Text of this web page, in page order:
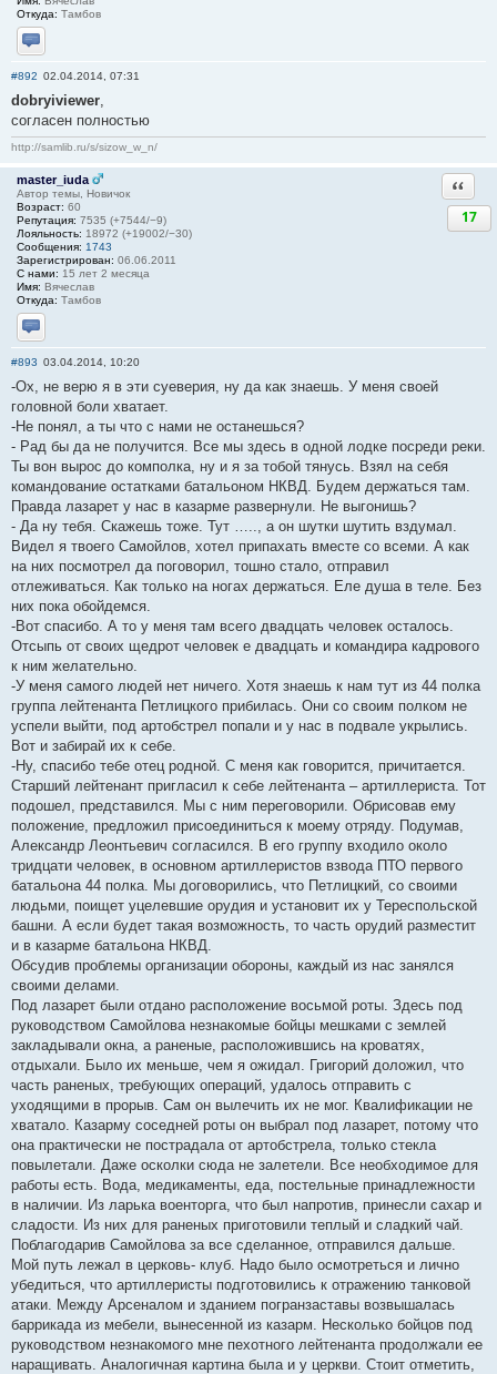
Откуда: Тамбов
Отправить личное сообщение
#892 02.04.2014, 07:31
dobryiviewer
согласен полностью
http://samlib.ru/s/sizow_w_n/
master_iuda
Автор темы, Новичок
Возраст: 60
Репутация: 7535 (+7544/−9)
Лояльность: 18972 (+19002/−30)
Сообщения: 1743
Зарегистрирован: 06.06.2011
С нами: 15 лет 2 месяца
Имя: Вячеслав
Откуда: Тамбов
Отправить личное сообщение
17
#893 03.04.2014, 10:20
-Ох, не верю я в эти суеверия, ну да как знаешь. У меня своей
головной боли хватает.
-Не понял, а ты что с нами не останешься?
- Рад бы да не получится. Все мы здесь в одной лодке посреди реки.
Ты вон вырос до комполка, ну и я за тобой тянусь. Взял на себя
командование остатками батальоном НКВД. Будем держаться там.
Правда лазарет у нас в казарме развернули. Не выгонишь?
- Да ну тебя. Скажешь тоже. Тут ….., а он шутки шутить вздумал.
Видел я твоего Самойлов, хотел припахать вместе со всеми. А как
на них посмотрел да поговорил, тошно стало, отправил
отлеживаться. Как только на ногах держаться. Еле душа в теле. Без
них пока обойдемся.
-Вот спасибо. А то у меня там всего двадцать человек осталось.
Отсыпь от своих щедрот человек е двадцать и командира кадрового
к ним желательно.
-У меня самого людей нет ничего. Хотя знаешь к нам тут из 44 полка
группа лейтенанта Петлицкого прибилась. Они со своим полком не
успели выйти, под артобстрел попали и у нас в подвале укрылись.
Вот и забирай их к себе.
-Ну, спасибо тебе отец родной. С меня как говорится, причитается.
Старший лейтенант пригласил к себе лейтенанта – артиллериста. Тот
подошел, представился. Мы с ним переговорили. Обрисовав ему
положение, предложил присоединиться к моему отряду. Подумав,
Александр Леонтьевич согласился. В его группу входило около
тридцати человек, в основном артиллеристов взвода ПТО первого
батальона 44 полка. Мы договорились, что Петлицкий, со своими
людьми, поищет уцелевшие орудия и установит их у Тереспольской
башни. А если будет такая возможность, то часть орудий разместит
и в казарме батальона НКВД.
Обсудив проблемы организации обороны, каждый из нас занялся
своими делами.
Под лазарет были отдано расположение восьмой роты. Здесь под
руководством Самойлова незнакомые бойцы мешками с землей
закладывали окна, а раненые, расположившись на кроватях,
отдыхали. Было их меньше, чем я ожидал. Григорий доложил, что
часть раненых, требующих операций, удалось отправить с
уходящими в прорыв. Сам он вылечить их не мог. Квалификации не
хватало. Казарму соседней роты он выбрал под лазарет, потому что
она практически не пострадала от артобстрела, только стекла
повылетали. Даже осколки сюда не залетели. Все необходимое для
работы есть. Вода, медикаменты, еда, постельные принадлежности
в наличии. Из ларька военторга, что был напротив, принесли сахар и
сладости. Из них для раненых приготовили теплый и сладкий чай.
Поблагодарив Самойлова за все сделанное, отправился дальше.
Мой путь лежал в церковь- клуб. Надо было осмотреться и лично
убедиться, что артиллеристы подготовились к отражению танковой
атаки. Между Арсеналом и зданием погранзаставы возвышалась
баррикада из мебели, вынесенной из казарм. Несколько бойцов под
руководством незнакомого мне пехотного лейтенанта продолжали ее
наращивать. Аналогичная картина была и у церкви. Стоит отметить,